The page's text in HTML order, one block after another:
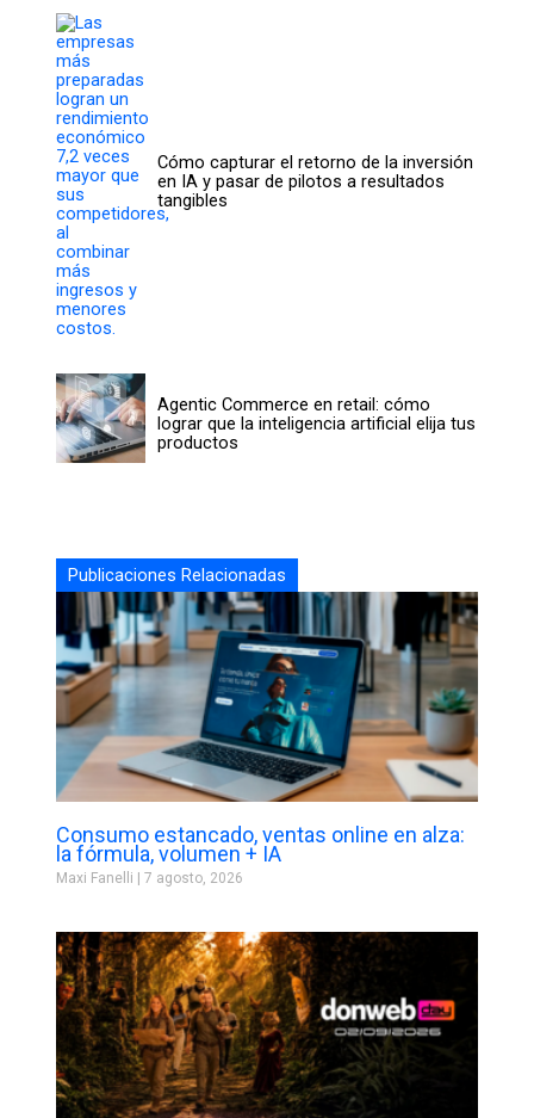
Cómo capturar el retorno de la inversión
en IA y pasar de pilotos a resultados
tangibles
Agentic Commerce en retail: cómo
lograr que la inteligencia artificial elija tus
productos
Publicaciones Relacionadas
Consumo estancado, ventas online en alza:
la fórmula, volumen + IA
Maxi Fanelli 7 agosto, 2026